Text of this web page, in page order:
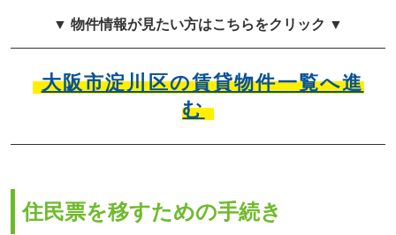
▼ 物件情報が見たい方はこちらをクリック ▼
大阪市淀川区の賃貸物件一覧へ進
む
住民票を移すための手続き